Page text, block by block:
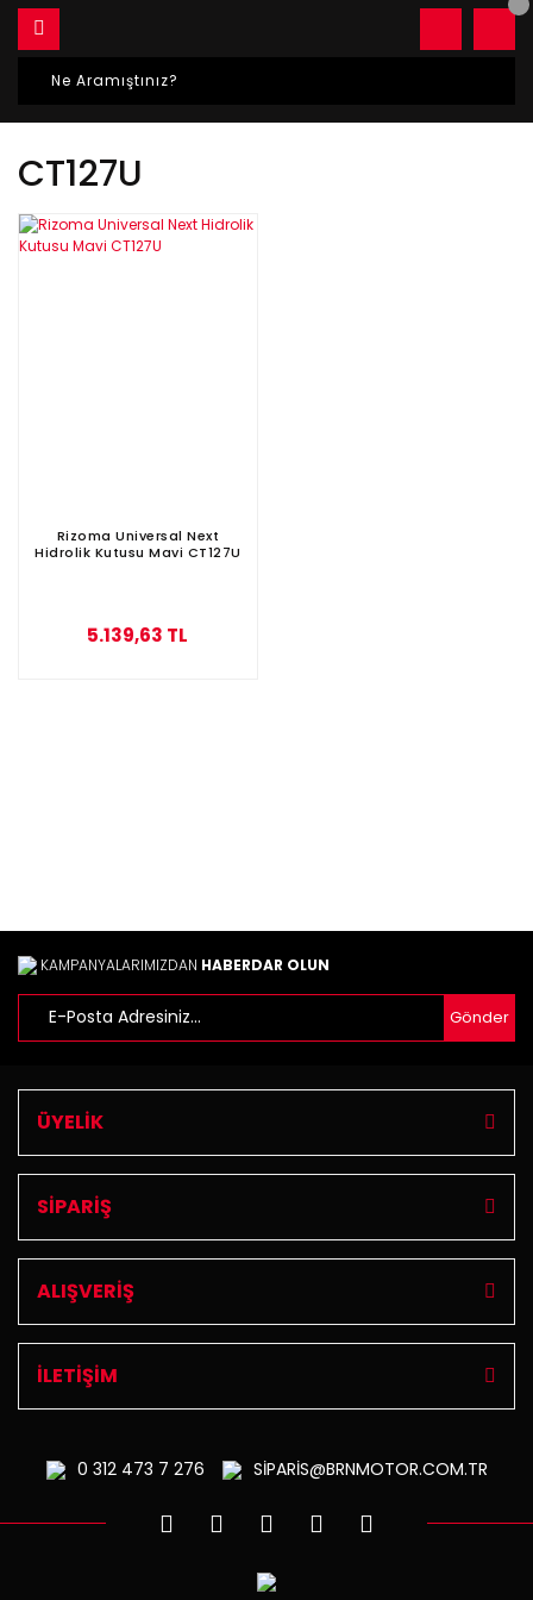
CT127U
Rizoma Universal Next
Hidrolik Kutusu Mavi CT127U
5.139,63 TL
KAMPANYALARIMIZDAN HABERDAR OLUN
Gönder
ÜYELİK
SİPARİŞ
ALIŞVERİŞ
İLETİŞİM
0 312473 7 276 SİPARİS@BRNMOTOR.COM.TR